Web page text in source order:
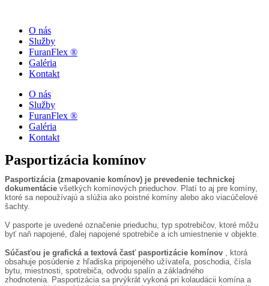
O nás
Služby
FuranFlex ®
Galéria
Kontakt
O nás
Služby
FuranFlex ®
Galéria
Kontakt
Pasportizácia komínov
Pasportizácia (zmapovanie komínov) je prevedenie technickej
dokumentácie všetkých komínových prieduchov. Platí to aj pre komíny,
ktoré sa nepoužívajú a slúžia ako poistné komíny alebo ako viacúčelové
šachty.
V pasporte je uvedené označenie prieduchu, typ spotrebičov, ktoré môžu
byť naň napojené, ďalej napojené spotrebiče a ich umiestnenie v objekte.
Súčasťou je grafická a textová časť pasportizácie komínov , ktorá
obsahuje posúdenie z hľadiska pripojeného užívateľa, poschodia, čísla
bytu, miestnosti, spotrebiča, odvodu spalín a základného
zhodnotenia. Pasportizácia sa prvýkrát vykoná pri kolaudácii komína a